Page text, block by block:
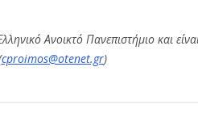
Ανοικτό Πανεπιστήμιο και
cproimos@otenet.gr)